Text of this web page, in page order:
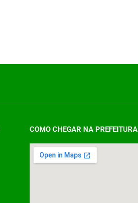
COMO CHEGAR NA PREFEITURA